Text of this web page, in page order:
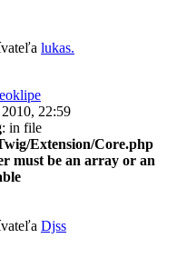
lukas.
22:59
: in file
Extension/Core.php
must be an array or an
Djss